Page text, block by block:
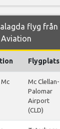
flyg från
Flygplats
Mc Clellan-
Palomar
Airport
(CLD)